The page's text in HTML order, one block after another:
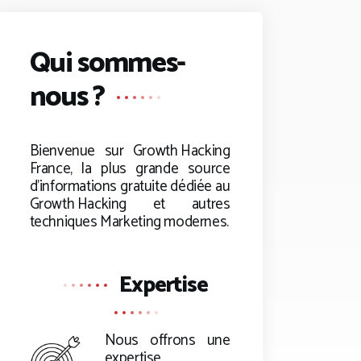
Qui sommes-
nous ?
Bienvenue sur Growth Hacking
France, la plus grande source
d’informations gratuite dédiée au
Growth Hacking et autres
techniques Marketing modernes.
Expertise
Nous offrons une